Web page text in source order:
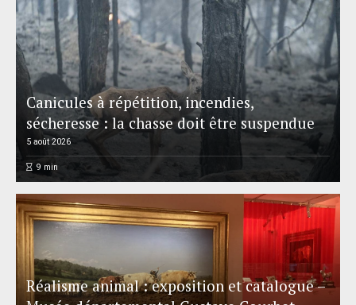
Canicules à répétition, incendies,
sécheresse : la chasse doit être suspendue
5 août 2026
9 min
Réalisme animal : exposition et catalogue –